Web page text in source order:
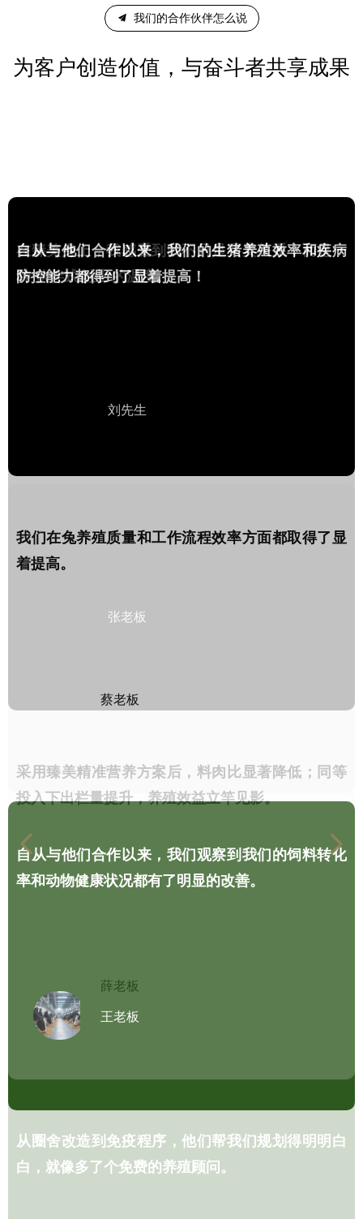
在臻美身上，我感受到的不只是买卖关系，而是一
种‘伙伴式创业’的温度。
张老板
采用臻美精准营养方案后，料肉比显著降低；同等
投入下出栏量提升，养殖效益立竿见影。
薛老板
从圈舍改造到免疫程序，他们帮我们规划得明明白
白，就像多了个免费的养殖顾问。
넳 넲
끔 我们的合作伙伴怎么说
为客户创造价值，与奋斗者共享成果